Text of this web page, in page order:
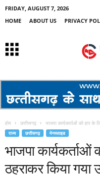
FRIDAY, AUGUST 7, 2026
HOME
ABOUT US PRIVACY
होम छत्तीसगढ़ भाजपा कार्यकर्ताओं को हार के
राज्य छत्तीसगढ़ मेनस्लाइड
भाजपा कार्यकर्ताओं
ठहराकर किया